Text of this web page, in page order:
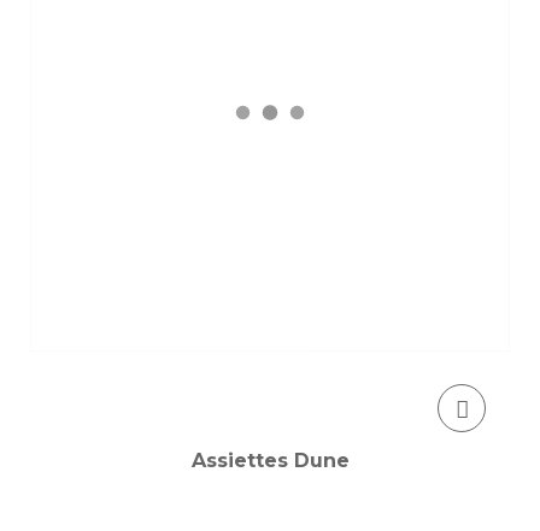
Assiettes Dune